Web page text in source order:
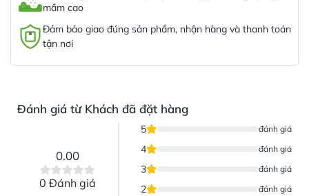
mầm cao
Đảm bảo giao đúng sản phẩm, nhận hàng và thanh toán
tận nơi
Đánh giá từ Khách đã đặt hàng
0.00
0 Đánh giá
5 đánh giá
4 đánh giá
3 đánh giá
2 đánh giá